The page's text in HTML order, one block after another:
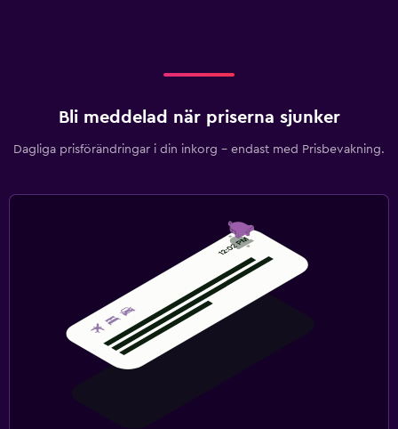
Bli meddelad när priserna sjunker
Dagliga prisförändringar i din inkorg – endast med Prisbevakning.